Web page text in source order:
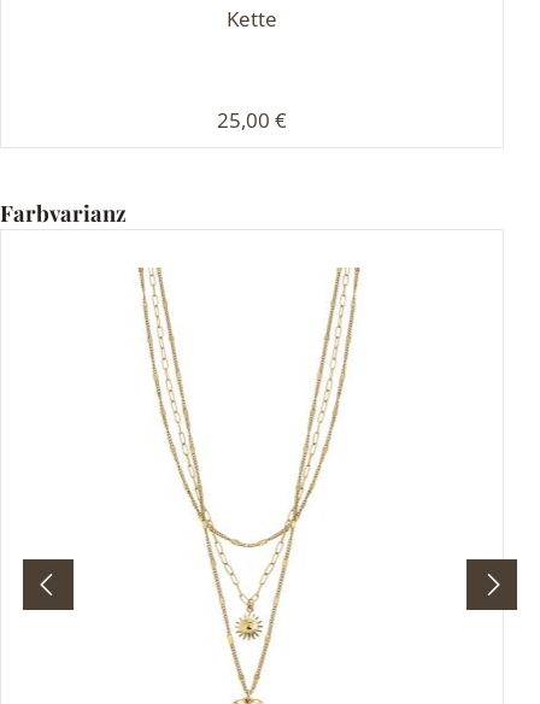
Kette
Regulärer Preis:
25,00 €
Produktgalerie überspringen
Farbvarianz